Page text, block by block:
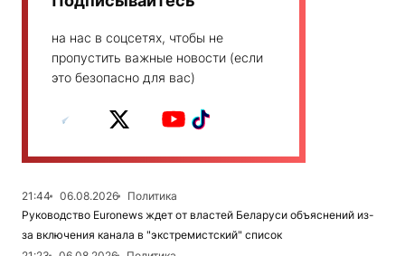
на нас в соцсетях, чтобы не
пропустить важные новости (если
это безопасно для вас)
21:44 06.08.2026
Политика
Руководство Euronews ждет от властей Беларуси объяснений из-
за включения канала в "экстремистский" список